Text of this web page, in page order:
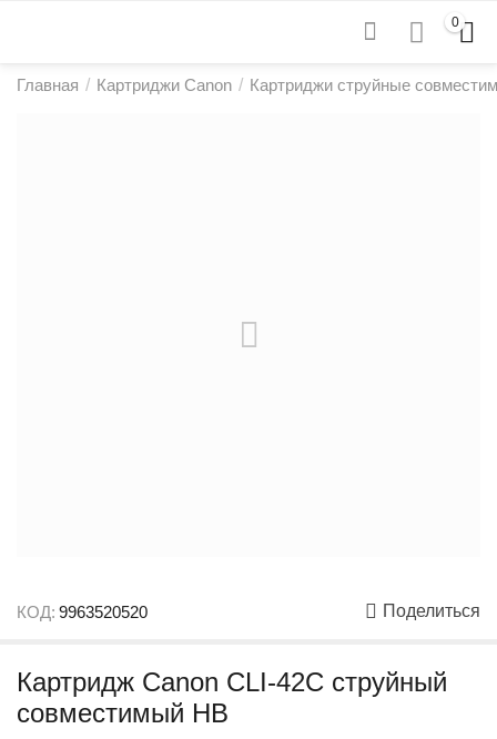
0
Главная / Картриджи Canon / Картриджи струйные
КОД: 9963520520 Поделиться
Картридж Canon CLI-42C струйный
совместимый HB